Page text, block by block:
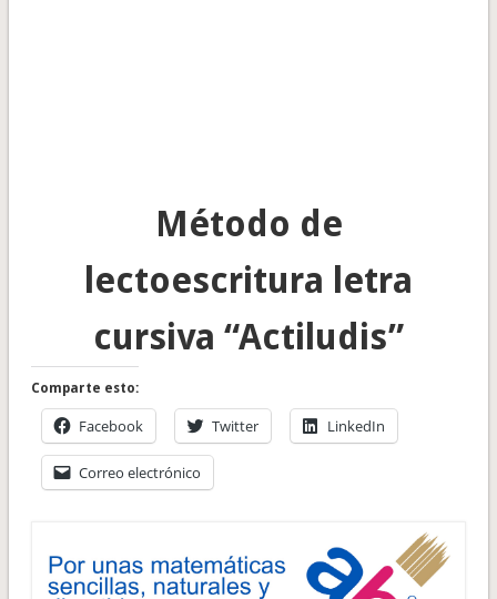
Método de
lectoescritura letra
cursiva “Actiludis”
Comparte esto:
Facebook Twitter LinkedIn
Correo electrónico